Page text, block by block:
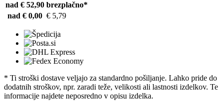
nad € 52,90 brezplačno*
nad € 0,00 € 5,79
* Ti stroški dostave veljajo za standardno pošiljanje. Lahko pride do
dodatnih stroškov, npr. zaradi teže, velikosti ali lastnosti izdelkov. Te
informacije najdete neposredno v opisu izdelka.